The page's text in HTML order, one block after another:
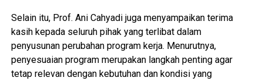
‎Selain itu, Prof. Ani Cahyadi juga menyampaikan terima
kasih kepada seluruh pihak yang terlibat dalam
penyusunan perubahan program kerja. Menurutnya,
penyesuaian program merupakan langkah penting agar
tetap relevan dengan kebutuhan dan kondisi yang